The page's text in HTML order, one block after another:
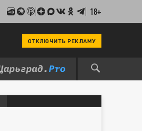
18+
ОТКЛЮЧИТЬ РЕКЛАМУ